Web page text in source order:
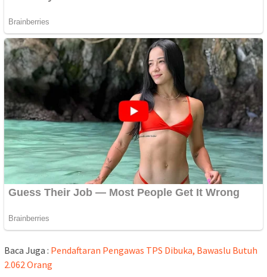
Baca Juga : Pendaftaran Pengawas TPS Dibuka, Bawaslu Butuh
2.062 Orang